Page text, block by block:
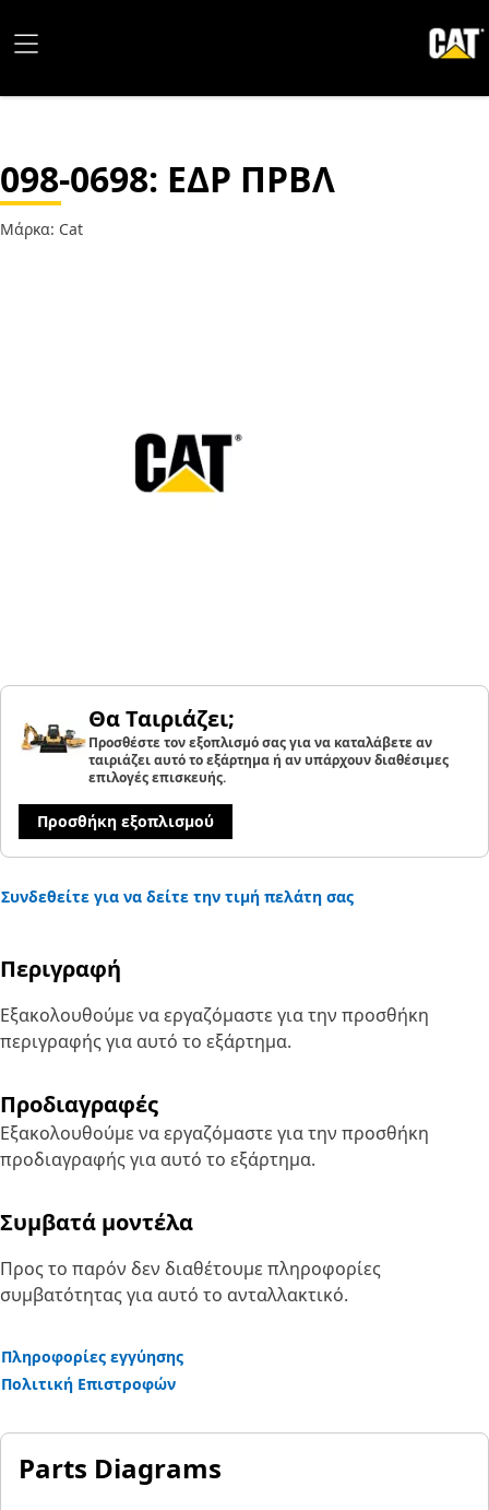
098-0698: ΕΔΡ ΠΡΒΛ
Μάρκα: Cat
Θα Ταιριάζει;
Προσθέστε τον εξοπλισμό σας για να καταλάβετε αν
ταιριάζει αυτό το εξάρτημα ή αν υπάρχουν διαθέσιμες
επιλογές επισκευής.
Προσθήκη εξοπλισμού
Συνδεθείτε για να δείτε την τιμή πελάτη σας
Περιγραφή
Εξακολουθούμε να εργαζόμαστε για την προσθήκη
περιγραφής για αυτό το εξάρτημα.
Προδιαγραφές
Εξακολουθούμε να εργαζόμαστε για την προσθήκη
προδιαγραφής για αυτό το εξάρτημα.
Συμβατά μοντέλα
Προς το παρόν δεν διαθέτουμε πληροφορίες
συμβατότητας για αυτό το ανταλλακτικό.
Πληροφορίες εγγύησης
Πολιτική Επιστροφών
Parts Diagrams